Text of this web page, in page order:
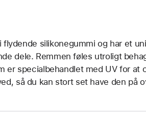
flydende silikonegummi og har et
dele. Remmen føles utroligt
er specialbehandlet med UV for at
så du kan stort set have den på